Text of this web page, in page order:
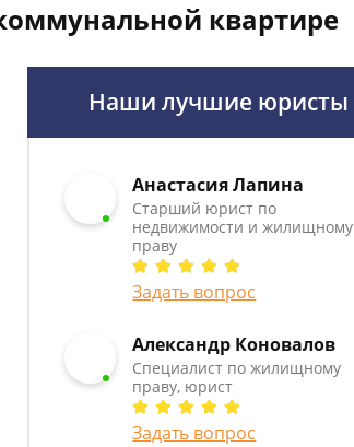
квартире
Наши лучшие юристы
Анастасия Лапина
Старший юрист по
недвижимости и жилищному
праву
Задать вопрос
Александр Коновалов
Специалист по жилищному
праву, юрист
Задать вопрос